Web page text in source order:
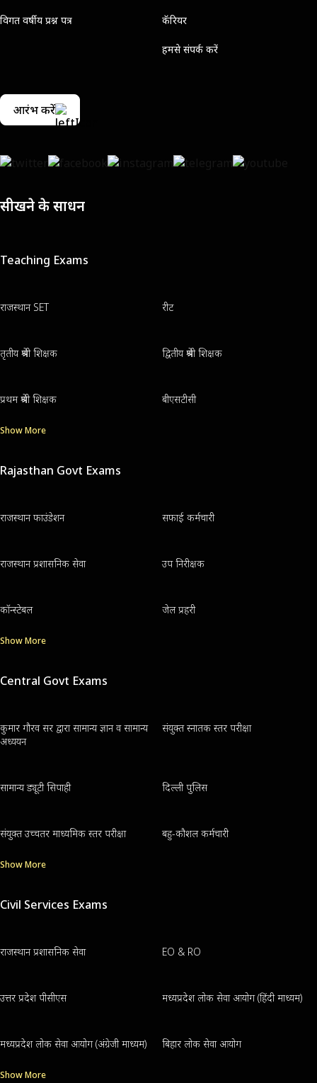
विगत वर्षीय प्रश्न पत्र कॅरियर
हमसे संपर्क करें
आरंभ करें
सीखने के साधन
Teaching Exams
राजस्थान SET रीट
तृतीय श्रेणी शिक्षक द्वितीय श्रेणी शिक्षक
प्रथम श्रेणी शिक्षक बीएसटीसी
Show More
Rajasthan Govt Exams
राजस्थान फाउंडेशन सफाई कर्मचारी
राजस्थान प्रशासनिक सेवा उप निरीक्षक
कॉन्स्टेबल जेल प्रहरी
Show More
Central Govt Exams
कुमार गौरव सर द्वारा सामान्य ज्ञान व सामान्य
अध्ययन
संयुक्त स्नातक स्तर परीक्षा
सामान्य ड्यूटी सिपाही दिल्ली पुलिस
संयुक्त उच्चतर माध्यमिक स्तर परीक्षा बहु-कौशल कर्मचारी
Show More
Civil Services Exams
राजस्थान प्रशासनिक सेवा EO & RO
उत्तर प्रदेश पीसीएस मध्यप्रदेश लोक सेवा आयोग (हिंदी माध्यम)
मध्यप्रदेश लोक सेवा आयोग (अंग्रेजी माध्यम) बिहार लोक सेवा आयोग
Show More